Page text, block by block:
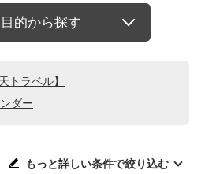
目的から探す
トラベル】
ダー
もっと詳しい条件で絞り込む